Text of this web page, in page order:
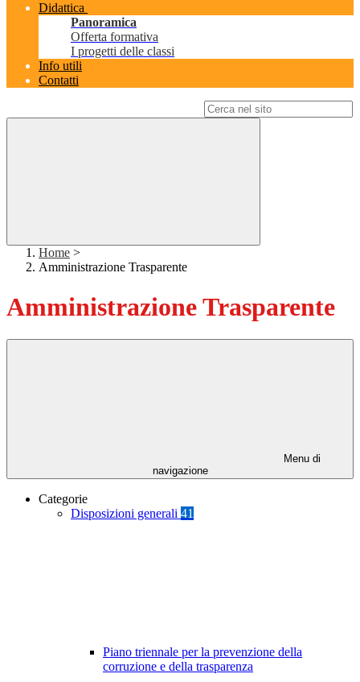
Didattica
Panoramica
Offerta formativa
I progetti delle classi
Info utili
Contatti
Home >
Amministrazione Trasparente
Amministrazione Trasparente
Menu di
navigazione
Categorie
Disposizioni generali 41
Piano triennale per la prevenzione della
corruzione e della trasparenza